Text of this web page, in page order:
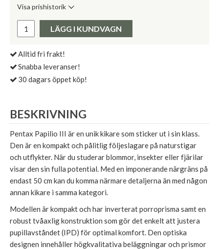
Visa prishistorik
Pris:
LÄGG I KUNDVAGN
Alltid fri frakt!
Snabba leveranser!
30 dagars öppet köp!
BESKRIVNING
Pentax Papilio III är en unik kikare som sticker ut i sin klass.
Den är en kompakt och pålitlig följeslagare på naturstigar
och utflykter. När du studerar blommor, insekter eller fjärilar
visar den sin fulla potential. Med en imponerande närgräns på
endast 50 cm kan du komma närmare detaljerna än med någon
annan kikare i samma kategori.
Modellen är kompakt och har inverterat porroprisma samt en
robust tvåaxlig konstruktion som gör det enkelt att justera
pupillavståndet (IPD) för optimal komfort. Den optiska
designen innehåller högkvalitativa beläggningar och prismor